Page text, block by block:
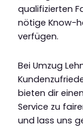
qualifizierten
nötige Know-
verfügen.
Bei Umzug
bieten dir
Service zu
und lass uns